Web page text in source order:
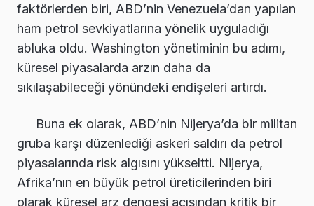
faktörlerden biri, ABD’nin Venezuela’dan yapılan
ham petrol sevkiyatlarına yönelik uyguladığı
abluka oldu. Washington yönetiminin bu adımı,
küresel piyasalarda arzın daha da
sıkılaşabileceği yönündeki endişeleri artırdı.
Buna ek olarak, ABD’nin Nijerya’da bir militan
gruba karşı düzenlediği askeri saldırı da petrol
piyasalarında risk algısını yükseltti. Nijerya,
Afrika’nın en büyük petrol üreticilerinden biri
olarak küresel arz dengesi açısından kritik bir